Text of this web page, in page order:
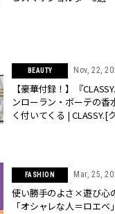
BEAUTY Nov, 22,
【豪華付録！】『
ンローラン・ボーテの香
く付いてくる | CLASSY.[
FASHION Mar, 25,
使い勝手のよさ×遊び心
「オシャレな人＝ロエベ